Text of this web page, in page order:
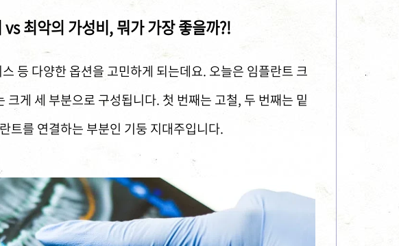
최악의 가성비, 뭐가 가장 좋을까?!
등 다양한 옵션을 고민하게 되는데요. 오늘은 임플란트 크
게 세 부분으로 구성됩니다. 첫 번째는 고철, 두 번째는 밑
트를 연결하는 부분인 기둥 지대주입니다.